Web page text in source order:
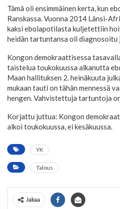
Tämä oli ensimmäinen kerta, kun
Ranskassa. Vuonna 2014 Länsi-
kaksi ebolapotilasta kuljetettiin
heidän tartuntansa oli diagnosoitu
Kongon demokraattisessa
taistelua toukokuussa alkanutta
Maan hallituksen 2. heinäkuuta
mukaan tauti on tähän mennessä
hengen. Vahvistettuja tartuntoja
Korjattu juttua: Kongon
alkoi toukokuussa, ei kesäkuussa.
YK
Talous
Jakaa